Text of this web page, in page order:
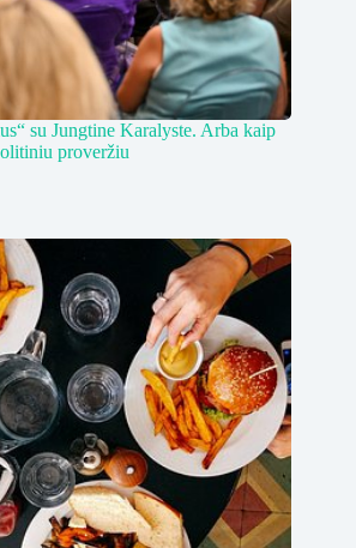
su Jungtine Karalyste. Arba kaip
proveržiu